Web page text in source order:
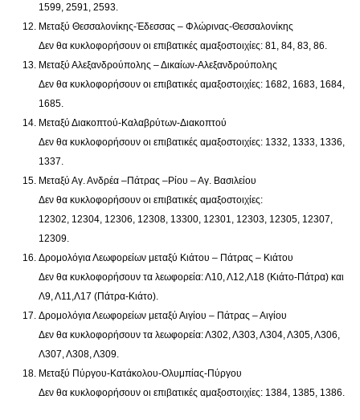
1599, 2591, 2593.
Μεταξύ Θεσσαλονίκης-Έδεσσας – Φλώρινας-Θεσσαλονίκης
Δεν θα κυκλοφορήσουν οι επιβατικές αμαξοστοιχίες: 81, 84, 83, 86.
Μεταξύ Αλεξανδρούπολης – Δικαίων-Αλεξανδρούπολης
Δεν θα κυκλοφορήσουν οι επιβατικές αμαξοστοιχίες: 1682, 1683, 1684,
1685.
Μεταξύ Διακοπτού-Καλαβρύτων-Διακοπτού
Δεν θα κυκλοφορήσουν οι επιβατικές αμαξοστοιχίες: 1332, 1333, 1336,
1337.
Μεταξύ Αγ. Ανδρέα –Πάτρας –Ρίου – Αγ. Βασιλείου
Δεν θα κυκλοφορήσουν οι επιβατικές αμαξοστοιχίες:
12302, 12304, 12306, 12308, 13300, 12301, 12303, 12305, 12307,
12309.
Δρομολόγια Λεωφορείων μεταξύ Κιάτου – Πάτρας – Κιάτου
Δεν θα κυκλοφορήσουν τα λεωφορεία: Λ10, Λ12,Λ18 (Κιάτο-Πάτρα) και
Λ9, Λ11,Λ17 (Πάτρα-Κιάτο).
Δρομολόγια Λεωφορείων μεταξύ Αιγίου – Πάτρας – Αιγίου
Δεν θα κυκλοφορήσουν τα λεωφορεία: Λ302, Λ303, Λ304, Λ305, Λ306,
Λ307, Λ308, Λ309.
Μεταξύ Πύργου-Κατάκολου-Ολυμπίας-Πύργου
Δεν θα κυκλοφορήσουν οι επιβατικές αμαξοστοιχίες: 1384, 1385, 1386.